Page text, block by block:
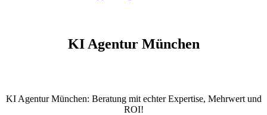
KI Agentur München
KI Agentur München: Beratung mit echter Expertise, Mehrwert und
ROI!